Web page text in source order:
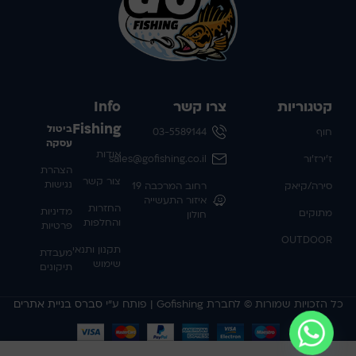
Info
Fishing
אודות
צור קשר
החזרות
והחלפות
תקנון ותנאי
שימוש
ביטול
עסקה
הצהרת
נגישות
מדיניות
פרטיות
מעבדת
תיקונים
קטגוריות
חוף
ז'ירז'ור
סירה/קיאק
מתוקים
OUTDOOR
צרו קשר
03-5589144
sales@gofishing.co.il
רחוב המרכבה 19
איזור התעשייה
חולון
כל הזכויות שמורות © לחברת Gofishing | פותח ע״י סברס בניית אתרים